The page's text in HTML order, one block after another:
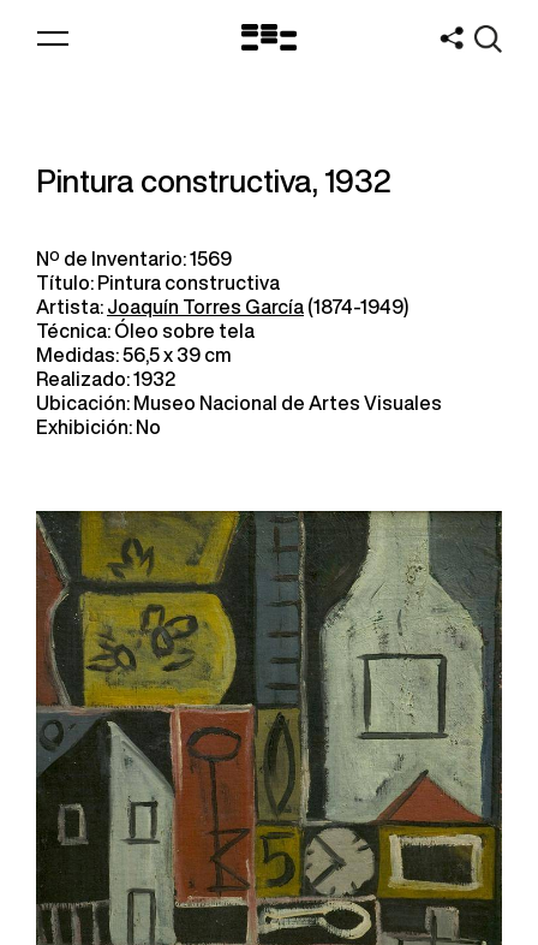
Logo
Pintura constructiva, 1932
Nº de Inventario: 1569
Título: Pintura constructiva
Artista: Joaquín Torres García (1874-1949)
Técnica: Óleo sobre tela
Medidas: 56,5 x 39 cm
Realizado: 1932
Ubicación: Museo Nacional de Artes Visuales
Exhibición: No